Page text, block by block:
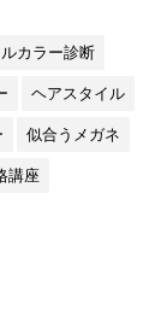
カラー診断
ヘアスタイル
似合うメガネ
講座